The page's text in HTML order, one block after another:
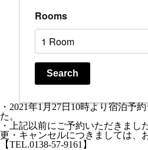
Rooms
Search
・2021年1月27日10時より宿泊予
た。
・上記以前にご予約いただきまし
更・キャンセルにつきましては、
【TEL.0138-57-9161】